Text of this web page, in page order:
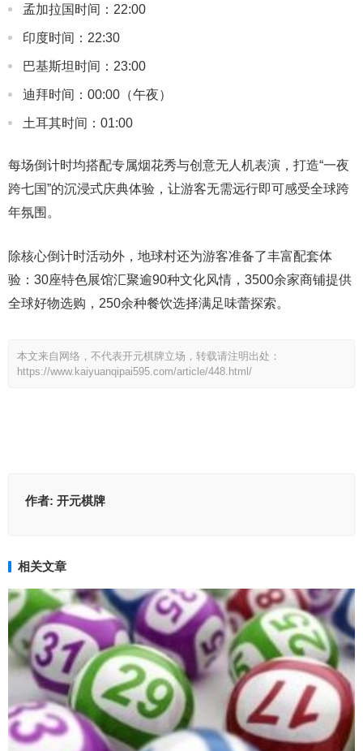
孟加拉国时间：22:00
印度时间：22:30
巴基斯坦时间：23:00
迪拜时间：00:00（午夜）
土耳其时间：01:00
每场倒计时均搭配专属烟花秀与创意无人机表演，打造“一夜
跨七国”的沉浸式庆典体验，让游客无需远行即可感受全球跨
年氛围。
除核心倒计时活动外，地球村还为游客准备了丰富配套体
验：30座特色展馆汇聚逾90种文化风情，3500余家商铺提供
全球好物选购，250余种餐饮选择满足味蕾探索。
本文来自网络，不代表开元棋牌立场，转载请注明出处：
https://www.kaiyuanqipai595.com/article/448.html/
作者: 开元棋牌
相关文章